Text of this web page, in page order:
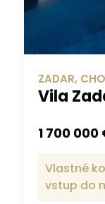
ZADAR,
Vila
1 700 000
Vlastné
vstup do